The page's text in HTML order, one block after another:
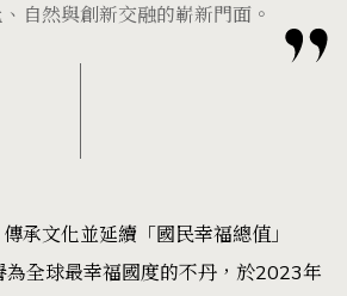
自然與創新交融的嶄新門面。
承文化並延續「國民幸福總值」
為全球最幸福國度的不丹，於2023年